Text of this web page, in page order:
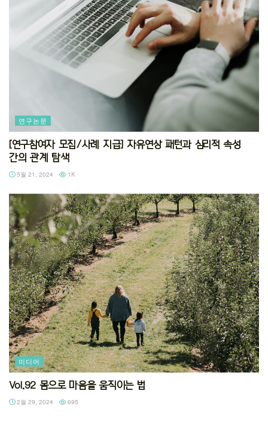
연구논문
[연구참여자 모집/사례 지급] 자유연상 패턴과 심리적 속성
간의 관계 탐색
5월 21, 2024 1K
미디어
Vol.92 몸으로 마음을 움직이는 법
2월 29, 2024 695